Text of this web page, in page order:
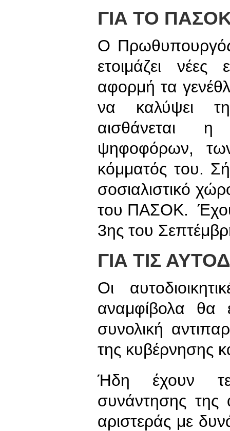
ΓΙΑ ΤΟ
Ο
ετοιμάζει νέες
αφορμή τα
να καλύψει
αισθάνεται
ψηφοφόρων,
κόμματός του.
σοσιαλιστικό
του ΠΑΣΟΚ.
3ης του
ΓΙΑ ΤΙΣ
Οι
αναμφίβολα θα
συνολική
της κυβέρνησης
Ήδη έχουν
συνάντησης της
αριστεράς με